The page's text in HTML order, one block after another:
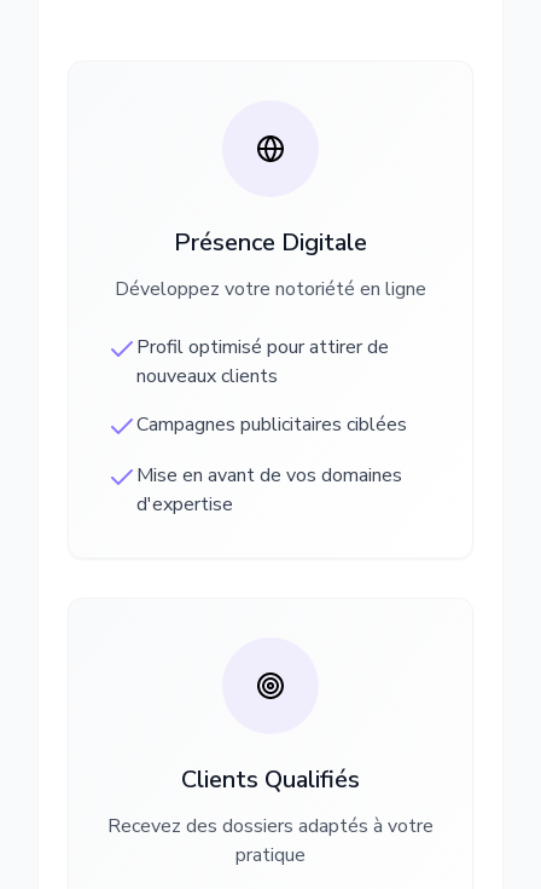
Présence Digitale
Développez votre notoriété en ligne
Profil optimisé pour attirer de
nouveaux clients
Campagnes publicitaires ciblées
Mise en avant de vos domaines
d'expertise
Clients Qualifiés
Recevez des dossiers adaptés à votre
pratique